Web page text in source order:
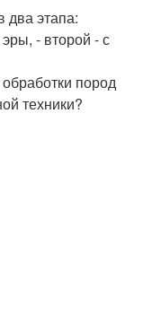
два этапа:
- второй - с
пород
техники?